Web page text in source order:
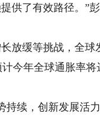
供了有效路径。”彭
缓等挑战，全球
今年全球通胀率将
续，创新发展活